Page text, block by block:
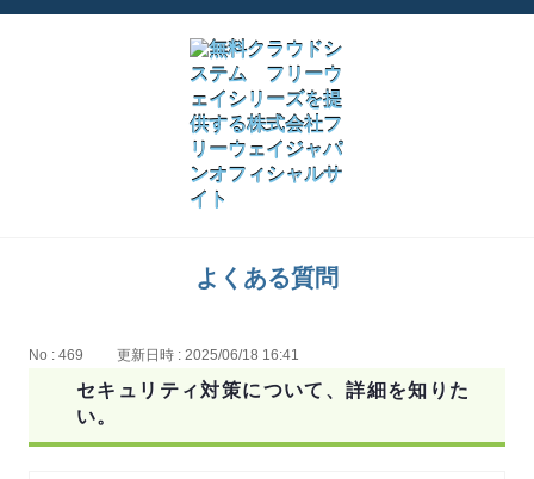
よくある質問
No : 469 更新日時 : 2025/06/18 16:41
セキュリティ対策について、詳細を知りた
い。